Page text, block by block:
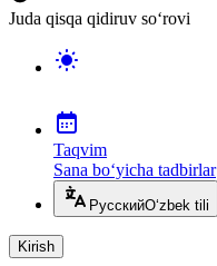
Juda qisqa qidiruv so‘rovi
Taqvim
Sana bo‘yicha tadbirlar
РусскийO‘zbek tili
Kirish